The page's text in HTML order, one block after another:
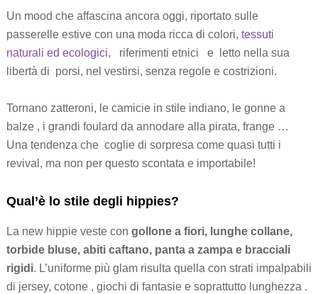
Un mood che affascina ancora oggi, riportato sulle
passerelle estive con una moda ricca di colori, tessuti
naturali ed ecologici, riferimenti etnici e letto nella sua
libertà di porsi, nel vestirsi, senza regole e costrizioni.
Tornano zatteroni, le camicie in stile indiano, le gonne a
balze , i grandi foulard da annodare alla pirata, frange …
Una tendenza che coglie di sorpresa come quasi tutti i
revival, ma non per questo scontata e importabile!
Qual’è lo stile degli hippies?
La new hippie veste con gollone a fiori, lunghe collane,
torbide bluse, abiti caftano, panta a zampa e bracciali
rigidi. L’uniforme più glam risulta quella con strati impalpabili
di jersey, cotone , giochi di fantasie e soprattutto lunghezza .